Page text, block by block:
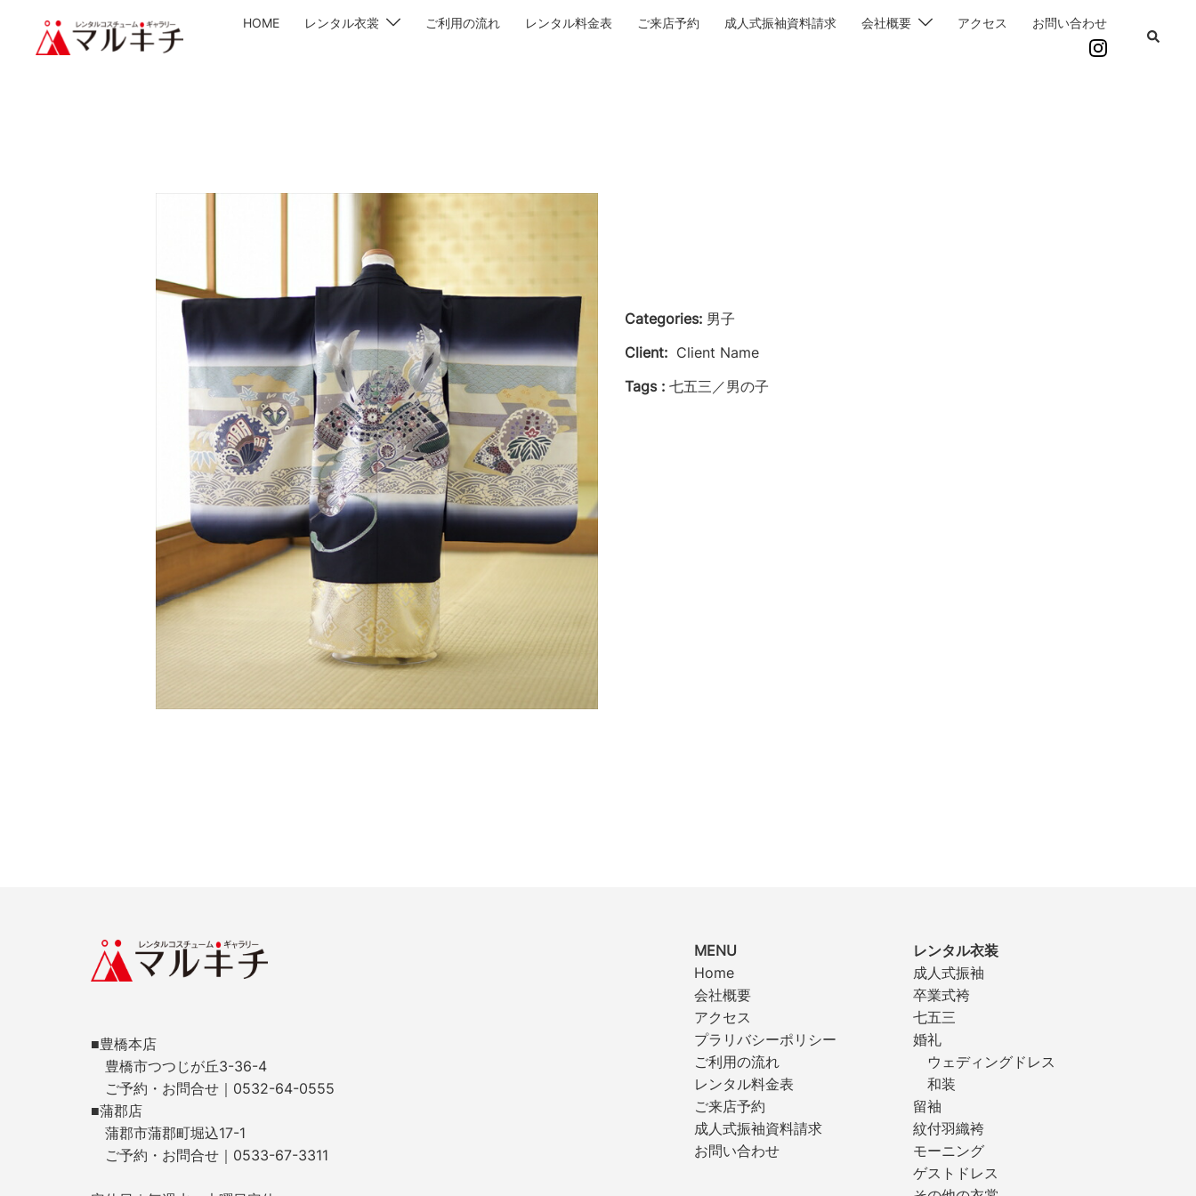
HOME レンタル衣裳 ご利用の流れ レンタル料金表 ご来店予約 成人式振袖資料請求 会社概要 アクセス お問い合わせ
Categories: 男子
Client: Client Name
Tags : 七五三／男の子
■豊橋本店
豊橋市つつじが丘3-36-4
ご予約・お問合せ｜0532-64-0555
■蒲郡店
蒲郡市蒲郡町堀込17-1
ご予約・お問合せ｜0533-67-3311
MENU
Home
会社概要
アクセス
プラリバシーポリシー
ご利用の流れ
レンタル料金表
ご来店予約
成人式振袖資料請求
お問い合わせ
レンタル衣装
成人式振袖
卒業式袴
七五三
婚礼
ウェディングドレス
和装
留袖
紋付羽織袴
モーニング
ゲストドレス